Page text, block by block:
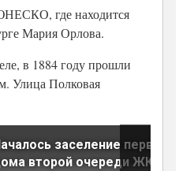
где находится
Мария Орлова.
в 1884 году прошли
Улица Полковая
заселение первого
второй очереди ЖК